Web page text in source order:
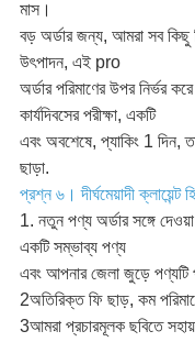
মাস।
বড় অর্ডার জন্য, আমরা সব কিছু
উৎপাদন, এই pro
অর্ডার পরিমাণের উপর নির্ভর
কার্যদিবসের পরীক্ষা, একটি
এবং অবশেষে, প্যাকিং 1 দিন,
ছাড়া.
প্রশ্ন ৬। দীর্ঘমেয়াদী
1. নতুন পণ্য অর্ডার সঙ্গে
একটি সম্ভাব্য পণ্য
এবং আপনার জেলা জুড়ে পণ্যটি
2অতিরিক্ত ফি ছাড়, কম
3আমরা প্রচারমূলক ছবিতে